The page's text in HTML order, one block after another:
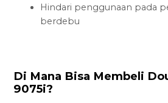
Hindari penggunaan pada
berdebu
Di Mana Bisa Membeli
9075i?